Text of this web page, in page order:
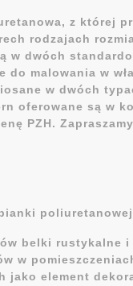
z której
rodzajach
w dwóch
do malowania w
w dwóch
oferowane są w
PZH.
poliuretanowej
belki rustykalne i
w
jako element